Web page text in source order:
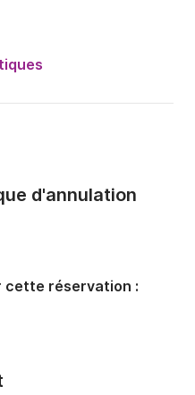
d'annulation
réservation :